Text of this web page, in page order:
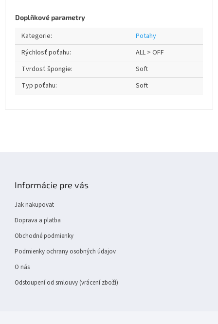
Doplňkové parametry
Kategorie:
Potahy
Rýchlosť poťahu:
ALL > OFF
Tvrdosť špongie:
Soft
Typ poťahu: Soft
Informácie pre vás
Jak nakupovat
Doprava a platba
Obchodné podmienky
Podmienky ochrany osobných údajov
O nás
Odstoupení od smlouvy (vrácení zboží)